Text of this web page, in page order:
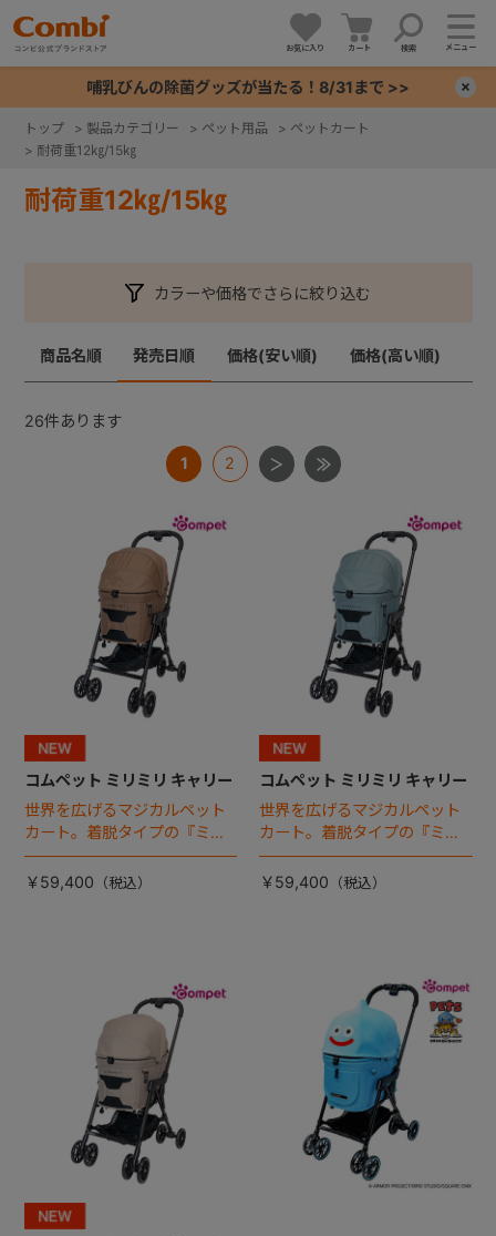
お気に入り カート 検索 メニュー
哺乳びんの除菌グッズが当たる！8/31まで >>
トップ > 製品カテゴリー > ペット用品 > ペットカート
> 耐荷重12㎏/15㎏
耐荷重12㎏/15㎏
カラーや価格でさらに絞り込む
商品名順 発売日順 価格(安い順) 価格(高い順)
26件あります
1 2
コムペット ミリミリ キャリー
世界を広げるマジカルペット
カート。着脱タイプの『ミリ
ミリ キャリー』 からアースカ
ラーが登場！
￥59,400
コムペット ミリミリ キャリー
世界を広げるマジカルペット
カート。着脱タイプの『ミリ
ミリ キャリー』 からアースカ
ラーが登場！
￥59,400